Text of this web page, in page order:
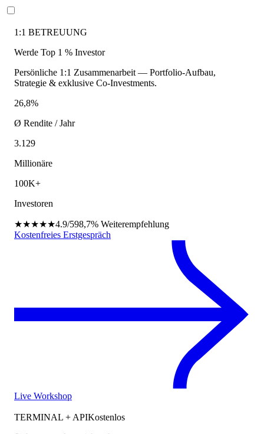
1:1 BETREUUNG
Werde Top 1 % Investor
Persönliche 1:1 Zusammenarbeit — Portfolio-Aufbau,
Strategie & exklusive Co-Investments.
26,8%
Ø Rendite / Jahr
3.129
Millionäre
100K+
Investoren
★★★★★4.9/598,7% Weiterempfehlung
Kostenfreies Erstgespräch
Live Workshop
TERMINAL + APIKostenlos